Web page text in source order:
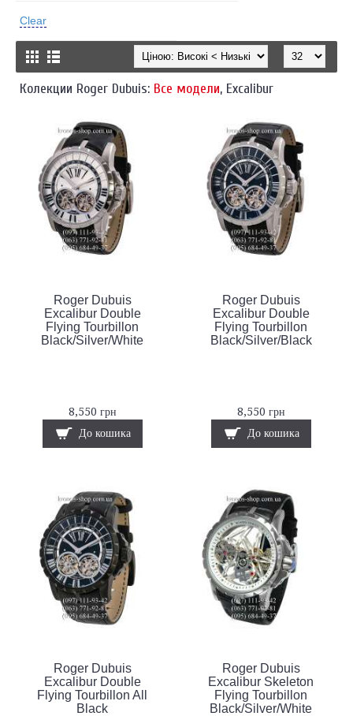
Clear
Колекции Roger Dubuis: Все модели, Excalibur
Roger Dubuis
Excalibur Double
Flying Tourbillon
Black/Silver/White
8,550 грн
До кошика
Roger Dubuis
Excalibur Double
Flying Tourbillon
Black/Silver/Black
8,550 грн
До кошика
Roger Dubuis
Excalibur Double
Flying Tourbillon All
Black
Roger Dubuis
Excalibur Skeleton
Flying Tourbillon
Black/Silver/White